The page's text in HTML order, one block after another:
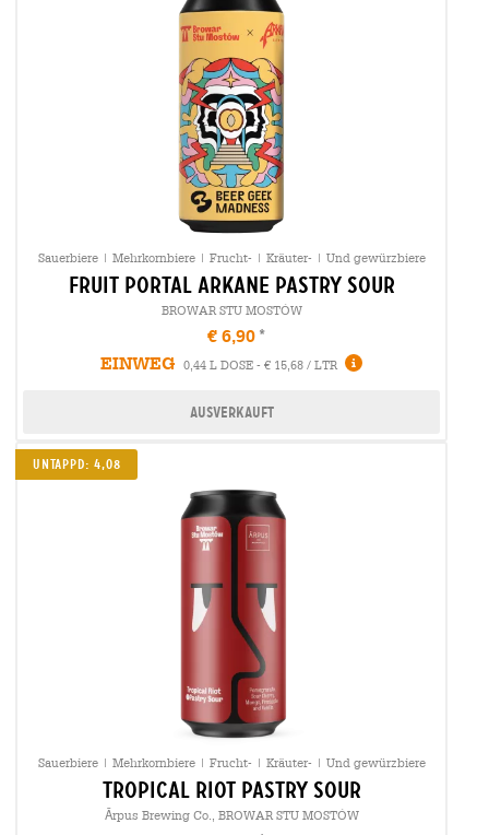
Sauerbiere | Mehrkornbiere | Frucht- | Kräuter- | Und gewürzbiere
fruit portal arkane pastry sour
BROWAR STU MOSTÓW
€ 6,90
EINWEG
0,44 L DOSE - € 15,68 / LTR
Ausverkauft
Untappd: 4,08
Sauerbiere | Mehrkornbiere | Frucht- | Kräuter- | Und gewürzbiere
tropical riot pastry sour
Ārpus Brewing Co., BROWAR STU MOSTÓW